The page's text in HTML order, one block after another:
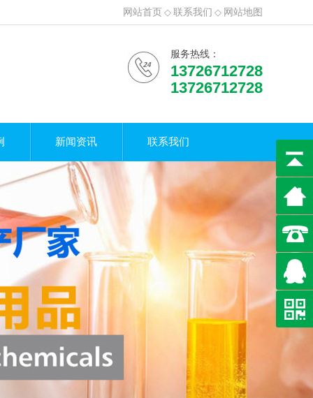
网站首页 ◇ 联系我们 ◇ 网站地图
服务热线：
13726712728
13726712728
新闻资讯 联系我们